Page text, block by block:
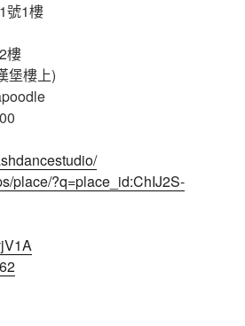
號1樓
樓
堡樓上)
place/?q=place_id:ChIJ2S-